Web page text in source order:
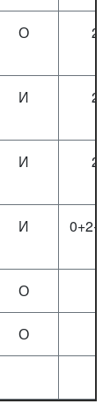
О
И
И
И
О
О